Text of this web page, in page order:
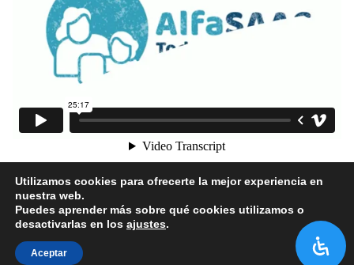
1 2 3 4 5
Utilizamos cookies para ofrecerte la mejor experiencia en
nuestra web.
Puedes aprender más sobre qué cookies utilizamos o
desactivarlas en los ajustes.
Aceptar